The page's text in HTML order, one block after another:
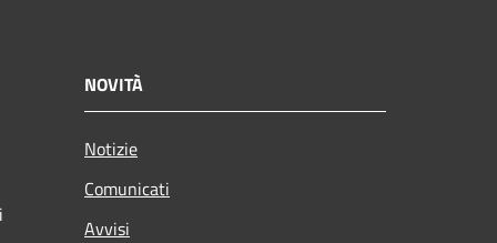
NOVITÀ
Notizie
Comunicati
Avvisi